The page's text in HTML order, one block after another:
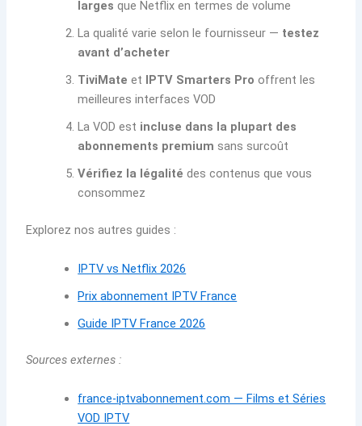
larges que Netflix en termes de volume
La qualité varie selon le fournisseur — testez
avant d’acheter
TiviMate et IPTV Smarters Pro offrent les
meilleures interfaces VOD
La VOD est incluse dans la plupart des
abonnements premium sans surcoût
Vérifiez la légalité des contenus que vous
consommez
Explorez nos autres guides :
IPTV vs Netflix 2026
Prix abonnement IPTV France
Guide IPTV France 2026
Sources externes :
france-iptvabonnement.com — Films et Séries
VOD IPTV